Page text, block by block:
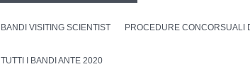
BANDI VISITING SCIENTIST PROCEDURE CONCORSUALI
TUTTI I BANDI ANTE 2020